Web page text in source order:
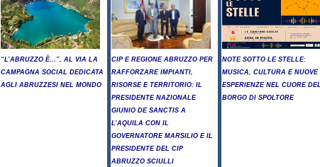
“L’ABRUZZO È…”, AL VIA LA
CAMPAGNA SOCIAL DEDICATA
AGLI ABRUZZESI NEL MONDO
CIP E REGIONE ABRUZZO PER
RAFFORZARE IMPIANTI,
RISORSE E TERRITORIO: IL
PRESIDENTE NAZIONALE
GIUNIO DE SANCTIS A
L’AQUILA CON IL
GOVERNATORE MARSILIO E IL
PRESIDENTE DEL CIP
ABRUZZO SCIULLI
NOTE SOTTO LE STELLE:
MUSICA, CULTURA E NUOVE
ESPERIENZE NEL CUORE DEL
BORGO DI SPOLTORE